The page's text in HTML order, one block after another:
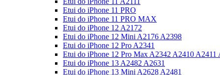
Etui do iPhone 11 PRO
Etui do iPhone 11 PRO MAX
Etui do iPhone 12 A2172
Etui do iPhone 12 Mini A2176 A2398
Etui do iPhone 12 Pro A2341
Etui do iPhone 12 Pro Max A2342 A2410 A2411
Etui do iPhone 13 A2482 A2631
Etui do iPhone 13 Mini A2628 A2481